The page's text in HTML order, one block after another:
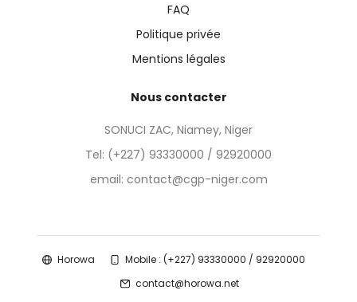
FAQ
Politique privée
Mentions légales
Nous contacter
SONUCI ZAC, Niamey, Niger
Tel: (+227) 93330000 / 92920000
email: contact@cgp-niger.com
Horowa
Mobile : (+227) 93330000 / 92920000
contact@horowa.net